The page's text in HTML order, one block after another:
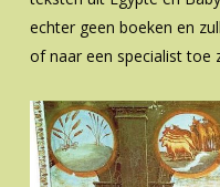
echter geen boeken en
of naar een specialist toe